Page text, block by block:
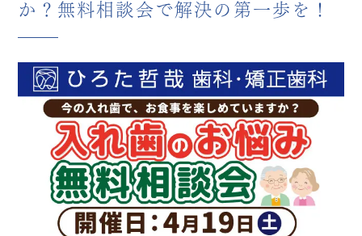
か？無料相談会で解決の第一歩を！